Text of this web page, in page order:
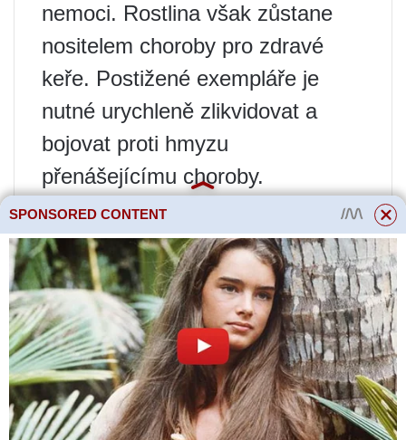
nemoci. Rostlina však zůstane
nositelem choroby pro zdravé
keře. Postižené exempláře je
nutné urychleně zlikvidovat a
bojovat proti hmyzu
přenášejícímu choroby.
SPONSORED CONTENT